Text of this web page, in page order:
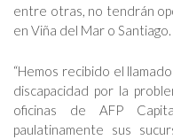
entre otras, no tendrán
en Viña del Mar o Santiago.
“Hemos recibido el
discapacidad por la
oficinas de AFP
paulatinamente sus